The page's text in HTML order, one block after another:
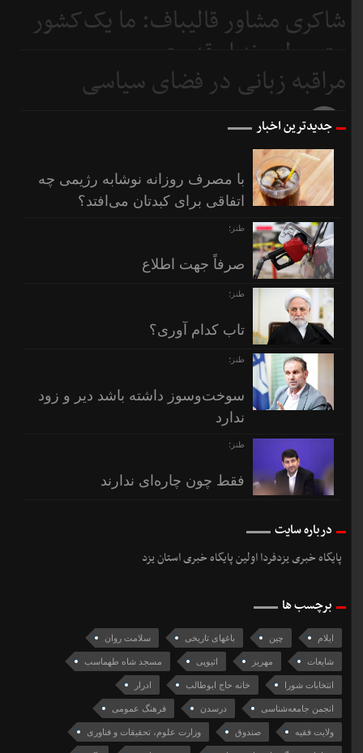
شاکری مشاور قالیباف: ما یک‌کشور
متوسطیم نه ابرقدرت
8 روز
مراقبه زبانی در فضای سیاسی
قبل
جدیدترین اخبار
با مصرف روزانه نوشابه رژیمی چه
اتفاقی برای کبدتان می‌افتد؟
طنز؛
صرفاً جهت اطلاع
طنز؛
تاب کدام آوری؟
طنز؛
سوخت‌وسوز داشته باشد دیر و زود
ندارد
طنز؛
فقط چون چاره‌ای ندارند
درباره سایت
پایگاه خبری یزدفردا اولین پایگاه خبری استان یزد
برچسب ها
ایلام چین باغهای تاريخی سلامت روان
شایعات مهریز اتیوپی مسجد شاه طهماسب
انتخابات شورا خانه حاج ابوطالب ادرار
انجمن جامعه‌شناسی درسدن فرهنگ عمومی
ولایت فقیه صندوق وزارت علوم، تحقیقات و فناوری